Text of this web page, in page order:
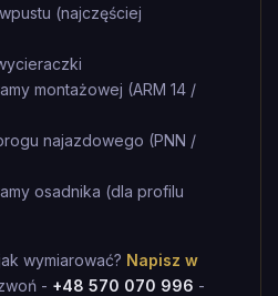
(najczęściej
montażowej (ARM 14 /
najazdowego (PNN /
osadnika (dla profilu
wymiarować? Napisz w
- +48 570 070 996 -